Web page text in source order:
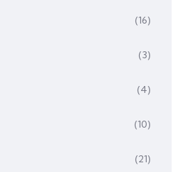
(16)
(3)
(4)
(10)
(21)